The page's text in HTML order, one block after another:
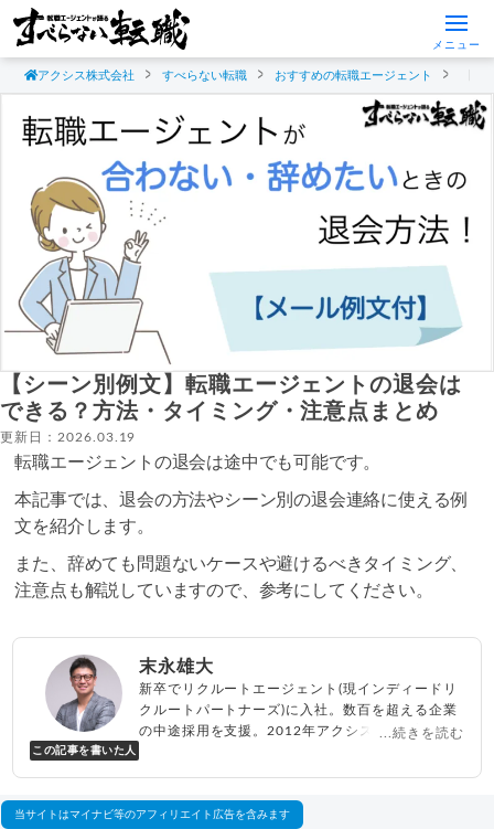
メニュー
アクシス株式会社 すべらない転職 おすすめの転職エージェント
【シーン別例文】転職エージェントの退会は
できる？方法・タイミング・注意点まとめ
更新日：2026.03.19
転職エージェントの退会は途中でも可能です。
本記事では、退会の方法やシーン別の退会連絡に使える例
文を紹介します。
また、辞めても問題ないケースや避けるべきタイミング、
注意点も解説していますので、参考にしてください。
この記事を書いた人
末永雄大
新卒でリクルートエージェント(現インディードリ
クルートパートナーズ)に入社。数百を超える企業
の中途採用を支援。2012年アクシス(株)設立、代
べらない転職エージェント
...続きを読む
当サイトはマイナビ等のアフィリエイト広告を含みます